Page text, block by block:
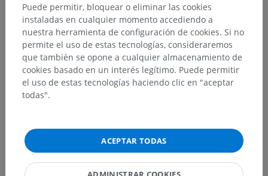
¿Ha detectado un error?
No dude en sugerir una corrección, traducción o
mejora de contenido.
DESCARGAR LA APLICACIÓN
Puede permitir, bloquear o eliminar las cookies
instaladas en cualquier momento accediendo a
nuestra herramienta de configuración de cookies. Si no
permite el uso de estas tecnologías, consideraremos
que también se opone a cualquier almacenamiento de
cookies basado en un interés legítimo. Puede permitir
el uso de estas tecnologías haciendo clic en "aceptar
todas".
ACEPTAR TODAS